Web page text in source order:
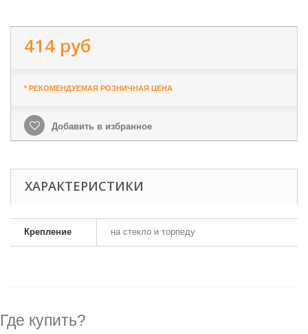
414 руб
* РЕКОМЕНДУЕМАЯ РОЗНИЧНАЯ ЦЕНА
Добавить в избранное
ХАРАКТЕРИСТИКИ
Крепление на стекло и торпеду
Где купить?